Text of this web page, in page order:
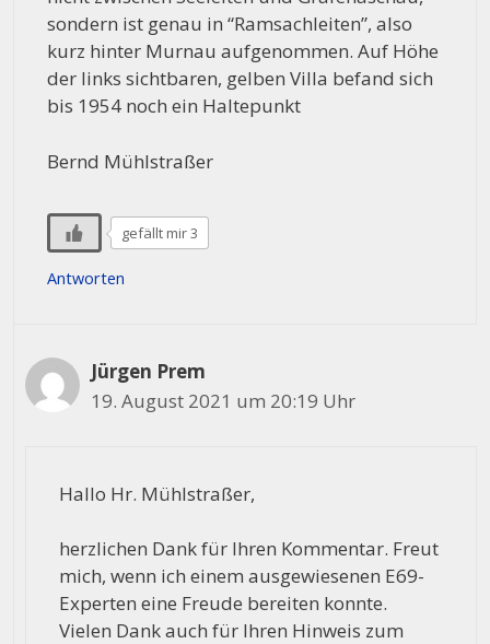
sondern ist genau in “Ramsachleiten”, also
kurz hinter Murnau aufgenommen. Auf Höhe
der links sichtbaren, gelben Villa befand sich
bis 1954 noch ein Haltepunkt
Bernd Mühlstraßer
gefällt mir 3
Antworten
Jürgen Prem
19. August 2021 um 20:19 Uhr
Hallo Hr. Mühlstraßer,
herzlichen Dank für Ihren Kommentar. Freut
mich, wenn ich einem ausgewiesenen E69-
Experten eine Freude bereiten konnte.
Vielen Dank auch für Ihren Hinweis zum